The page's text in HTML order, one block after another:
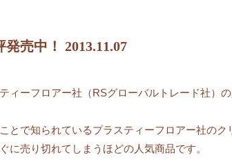
売中！ 2013.11.07
ィーフロアー社（RSグローバルトレード社）
とで知られているプラスティーフロアー社のク
に売り切れてしまうほどの人気商品です。